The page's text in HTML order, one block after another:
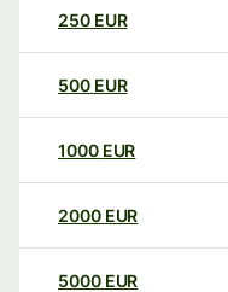
250 EUR
500 EUR
1000 EUR
2000 EUR
5000 EUR